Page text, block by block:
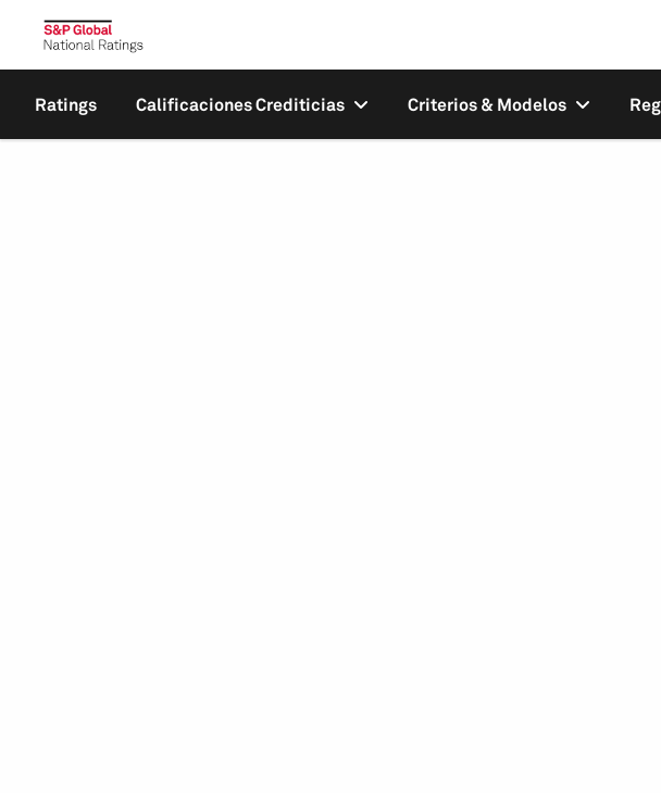
Ratings Calificaciones Crediticias Criterios & Modelos